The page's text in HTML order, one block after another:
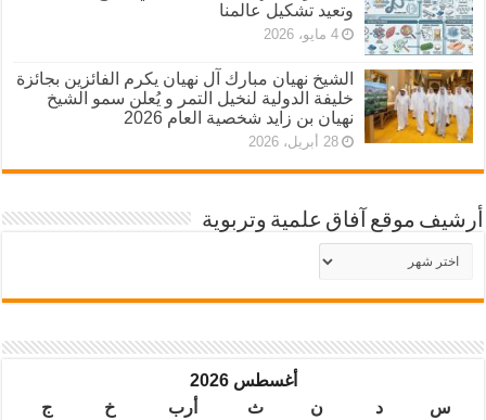
وتعيد تشكيل عالمنا
4 مايو، 2026
الشيخ نهيان مبارك آل نهيان يكرم الفائزين بجائزة
خليفة الدولية لنخيل التمر و يُعلن سمو الشيخ
نهيان بن زايد شخصية العام 2026
28 أبريل، 2026
أرشيف موقع آفاق علمية وتربوية
أرشيف
موقع
أغسطس 2026
س
د ن ث أرب خ ج